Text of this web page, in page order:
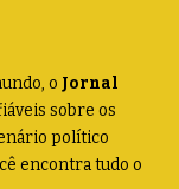
o Jornal
sobre os
político
encontra tudo o